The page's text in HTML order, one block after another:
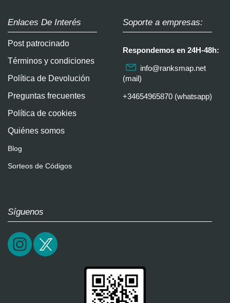
Enlaces De Interés
Post patrocinado
Términos y condiciones
Política de Devolución
Preguntas frecuentes
Política de cookies
Quiénes somos
Blog
Sorteos de Códigos
Soporte a empresas:
Respondemos en 24H-48h:
info@ranksmap.net
(mail)
+34654965870 (whatsapp)
Síguenos